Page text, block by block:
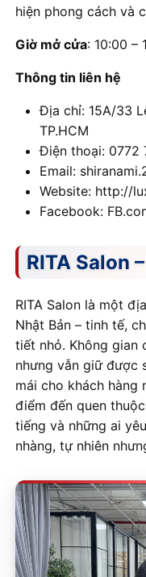
hiện phong cách và
Giờ mở cửa: 10:00 –
Thông tin liên hệ
Địa chỉ: 15A/33
TP.HCM
Điện thoại: 0772
Email:
Website: http://
Facebook:
RITA Salon
RITA Salon là một
Nhật Bản – tinh tế,
tiết nhỏ. Không gian
nhưng vẫn giữ được
mái cho khách
điểm đến quen
tiếng và những ai
nhàng, tự nhiên